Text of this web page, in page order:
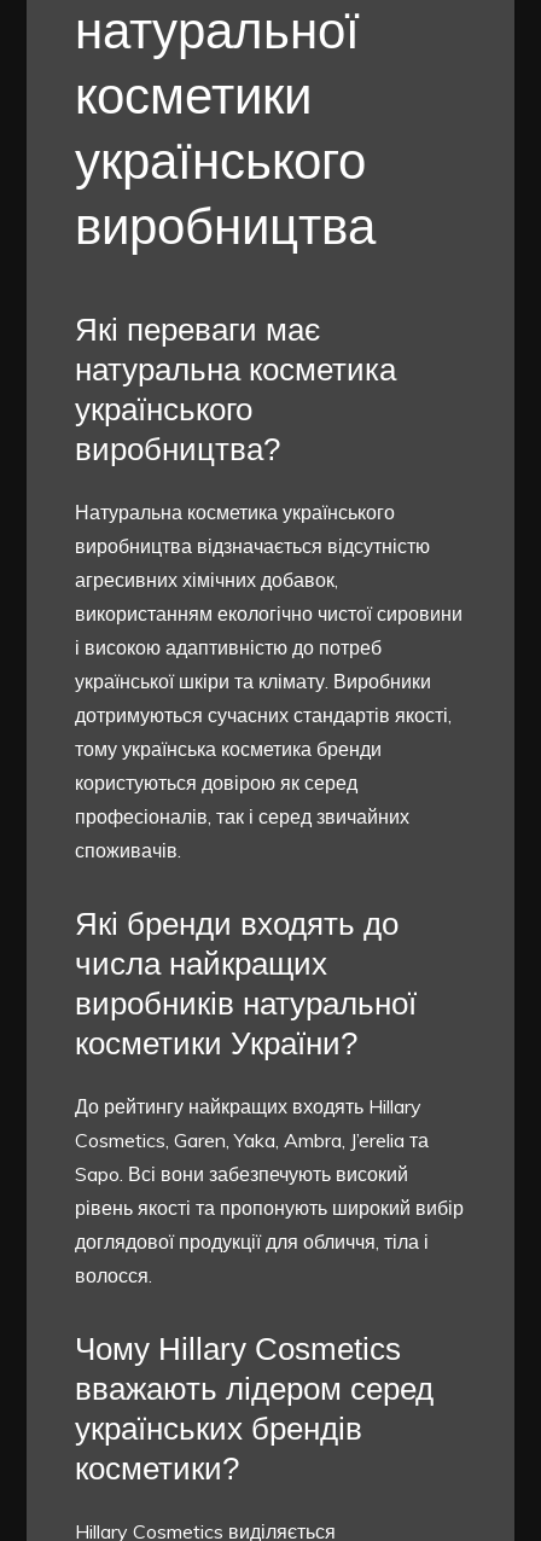
натуральної
косметики
українського
виробництва
Які переваги має
натуральна косметика
українського
виробництва?
Натуральна косметика українського
виробництва відзначається відсутністю
агресивних хімічних добавок,
використанням екологічно чистої сировини
і високою адаптивністю до потреб
української шкіри та клімату. Виробники
дотримуються сучасних стандартів якості,
тому українська косметика бренди
користуються довірою як серед
професіоналів, так і серед звичайних
споживачів.
Які бренди входять до
числа найкращих
виробників натуральної
косметики України?
До рейтингу найкращих входять Hillary
Cosmetics, Garen, Yaka, Ambra, J’erelia та
Sapo. Всі вони забезпечують високий
рівень якості та пропонують широкий вибір
доглядової продукції для обличчя, тіла і
волосся.
Чому Hillary Cosmetics
вважають лідером серед
українських брендів
косметики?
Hillary Cosmetics виділяється